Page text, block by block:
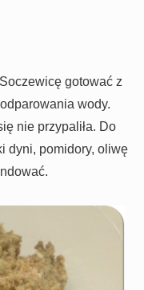
gotować z
wody.
nie przypaliła. Do
dyni, pomidory, oliwę